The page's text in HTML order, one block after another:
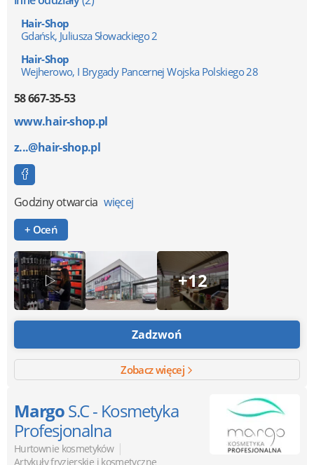
Hair-Shop
Gdańsk, Juliusza Słowackiego 2
Hair-Shop
Wejherowo, I Brygady Pancernej Wojska Polskiego 28
58 667-35-53
www.hair-shop.pl
z...@hair-shop.pl
Godziny otwarcia więcej
+ Oceń
+12
Zadzwoń
Zobacz więcej
MargoS.C - Kosmetyka
Profesjonalna
Hurtownie kosmetyków |
Artykuły fryzjerskie i kosmetyczne